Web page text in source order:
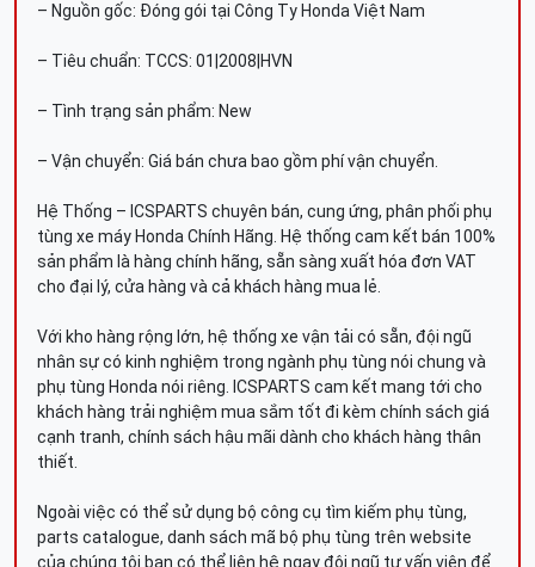
– Nguồn gốc: Đóng gói tại Công Ty Honda Việt Nam
– Tiêu chuẩn: TCCS: 01|2008|HVN
– Tình trạng sản phẩm: New
– Vận chuyển: Giá bán chưa bao gồm phí vận chuyển.
Hệ Thống – ICSPARTS chuyên bán, cung ứng, phân phối phụ
tùng xe máy Honda Chính Hãng. Hệ thống cam kết bán 100%
sản phẩm là hàng chính hãng, sẵn sàng xuất hóa đơn VAT
cho đại lý, cửa hàng và cả khách hàng mua lẻ.
Với kho hàng rộng lớn, hệ thống xe vận tải có sẵn, đội ngũ
nhân sự có kinh nghiệm trong ngành phụ tùng nói chung và
phụ tùng Honda nói riêng. ICSPARTS cam kết mang tới cho
khách hàng trải nghiệm mua sắm tốt đi kèm chính sách giá
cạnh tranh, chính sách hậu mãi dành cho khách hàng thân
thiết.
Ngoài việc có thể sử dụng bộ công cụ tìm kiếm phụ tùng,
parts catalogue, danh sách mã bộ phụ tùng trên website
của chúng tôi bạn có thể liên hệ ngay đội ngũ tư vấn viên để